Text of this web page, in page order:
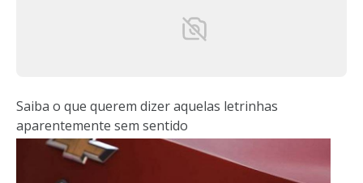
Saiba o que querem dizer aquelas letrinhas
aparentemente sem sentido